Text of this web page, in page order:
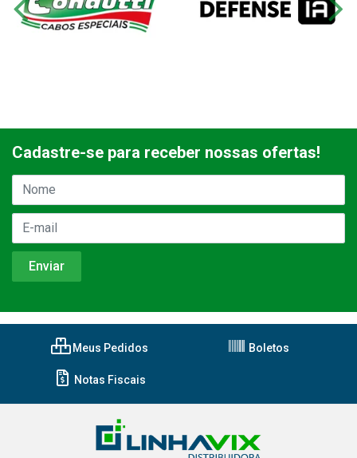
Cadastre-se para receber nossas ofertas!
Meus Pedidos Boletos
Notas Fiscais